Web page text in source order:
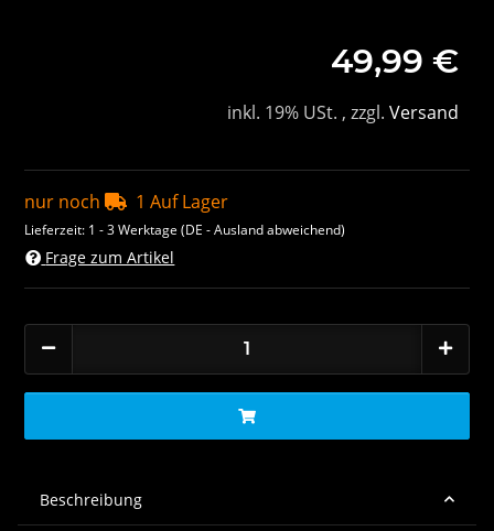
49,99 €
inkl. 19% USt. , zzgl. Versand
nur noch 1 Auf Lager
Lieferzeit: 1 - 3 Werktage(DE - Ausland abweichend)
Frage zum Artikel
Beschreibung